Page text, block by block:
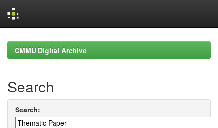
navigationCMMU Digital Archive
Search
Search: